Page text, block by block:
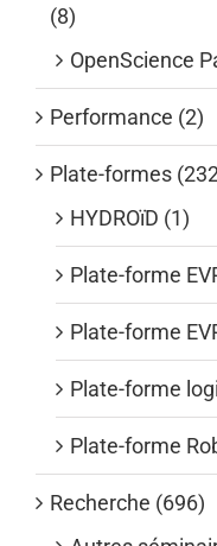
(8)
OpenScience
Performance (2)
Plate-formes
HYDROïD (1)
Plate-forme
Plate-forme
Plate-forme
Plate-forme
Recherche (696)